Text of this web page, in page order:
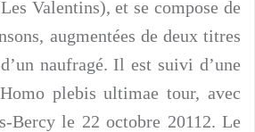
Valentins), et se compose de
augmentées de deux titres
naufragé. Il est suivi d’une
plebis ultimae tour, avec
Bercy le 22 octobre 20112. Le